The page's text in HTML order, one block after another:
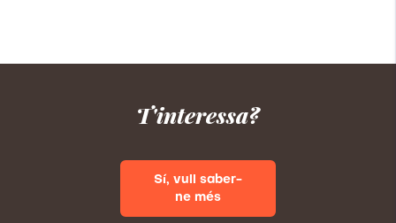
T'interessa?
Sí, vull saber-
ne més